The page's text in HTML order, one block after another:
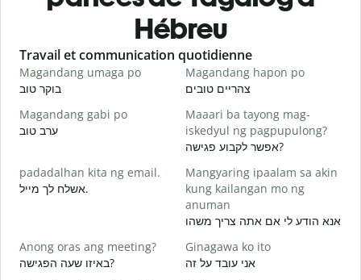
Hébreu
Slide 1 of 6
Travail et communication quotidienne
Magandang umaga po
בוקר טוב
Magandang hapon po
צהריים טובים
Magandang gabi po
ערב טוב
Maaari ba tayong mag-
iskedyul ng pagpupulong?
אפשר לקבוע פגישה?
padadalhan kita ng email.
אשלח לך מייל.
Mangyaring ipaalam sa akin
kung kailangan mo ng
anuman
אנא הודע לי אם אתה צריך משהו
Anong oras ang meeting?
באיזו שעה הפגישה?
Ginagawa ko ito
אני עובד על זה